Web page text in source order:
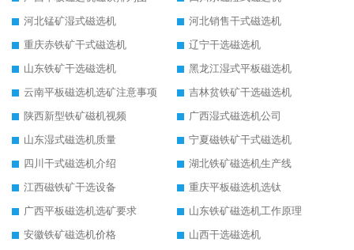
河北锰矿湿式磁选机
河北销售干式磁选机
重庆赤铁矿干式磁选机
辽宁干选磁选机
山东铁矿干选磁选机
黑龙江湿式平板磁选机
云南平板磁选机选矿注意事项
吉林贫铁矿干选磁选机
陕西新型铁矿磁机视频
广西湿式磁选机公司
山东湿式磁选机质量
宁夏磁铁矿干式磁选机
四川干式磁选机介绍
湖北铁矿磁选机生产线
江西磁铁矿干选设备
重庆平板磁选机选钛
广西平板磁选机选矿要求
山东铁矿磁选机工作原理
安徽铁矿磁选机价格
山西干选磁选机